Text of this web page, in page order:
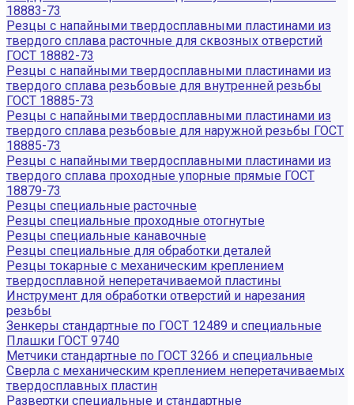
18883-73
Резцы с напайными твердосплавными пластинами из
твердого сплава расточные для сквозных отверстий
ГОСТ 18882-73
Резцы с напайными твердосплавными пластинами из
твердого сплава резьбовые для внутренней резьбы
ГОСТ 18885-73
Резцы с напайными твердосплавными пластинами из
твердого сплава резьбовые для наружной резьбы ГОСТ
18885-73
Резцы с напайными твердосплавными пластинами из
твердого сплава проходные упорные прямые ГОСТ
18879-73
Резцы специальные расточные
Резцы специальные проходные отогнутые
Резцы специальные канавочные
Резцы специальные для обработки деталей
Резцы токарные с механическим креплением
твердосплавной неперетачиваемой пластины
Инструмент для обработки отверстий и нарезания
резьбы
Зенкеры стандартные по ГОСТ 12489 и специальные
Плашки ГОСТ 9740
Метчики стандартные по ГОСТ 3266 и специальные
Сверла с механическим креплением неперетачиваемых
твердосплавных пластин
Развертки специальные и стандартные